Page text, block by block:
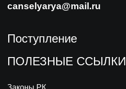
canselyarya@mail.ru
Поступление
ПОЛЕЗНЫЕ ССЫЛКИ
Законы РК